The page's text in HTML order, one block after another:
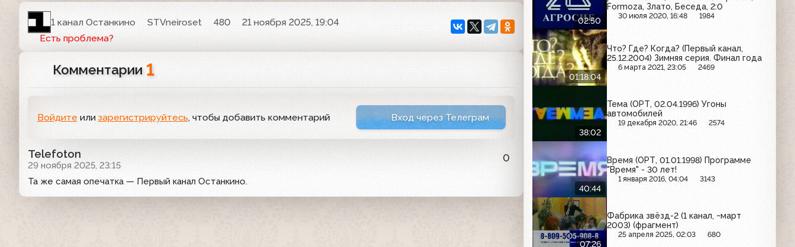
1 канал Останкино STVneiroset 480
21 ноября 2025, 19:04
Есть проблема?
Комментарии 1
Войдите или зарегистрируйтесь, чтобы добавить комментарий Вход через Телеграм
Telefoton
29 ноября 2025, 23:15
0
Та же самая опечатка — Первый канал Останкино.
02:50
Formoza, Злато, Беседа, 2:0
30 июля 2020, 16:48 1984
01:18:04
Что? Где? Когда? (Первый канал,
25.12.2004) Зимняя серия. Финал года
6 марта 2021, 23:05 2469
38:02
Тема (ОРТ, 02.04.1996) Угоны
автомобилей
19 декабря 2020, 21:46 2574
40:44
Время (ОРТ, 01.01.1998) Программе
"Время" - 30 лет!
1 января 2016, 04:04 3143
07:26
Фабрика звёзд-2 (1 канал, ~март
2003) (фрагмент)
25 апреля 2025, 02:03 680